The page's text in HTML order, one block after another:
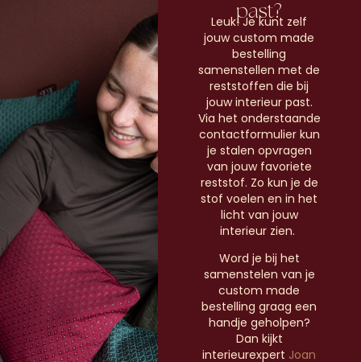
past?
Leuk! Je kunt zelf
jouw custom made
bestelling
samenstellen met de
reststoffen die bij
jouw interieur past.
Via het onderstaande
contactformulier kun
je stalen opvragen
van jouw favoriete
reststof. Zo kun je de
stof voelen en in het
licht van jouw
interieur zien.
Word je bij het
samenstelen van je
custom made
bestelling graag een
handje geholpen?
Dan kijkt
interieurexpert Joan